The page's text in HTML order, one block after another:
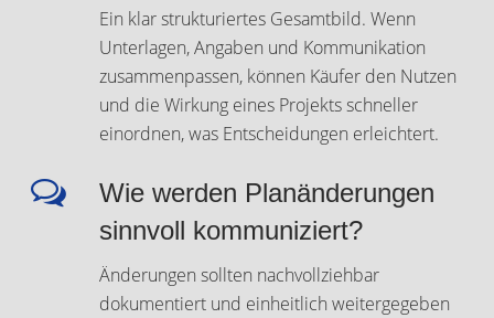
Ein klar strukturiertes Gesamtbild. Wenn
Unterlagen, Angaben und Kommunikation
zusammenpassen, können Käufer den Nutzen
und die Wirkung eines Projekts schneller
einordnen, was Entscheidungen erleichtert.
Wie werden Planänderungen
sinnvoll kommuniziert?
Änderungen sollten nachvollziehbar
dokumentiert und einheitlich weitergegeben